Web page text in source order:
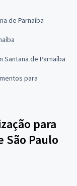
de Parnaíba
de Parnaíba
para
para
São Paulo